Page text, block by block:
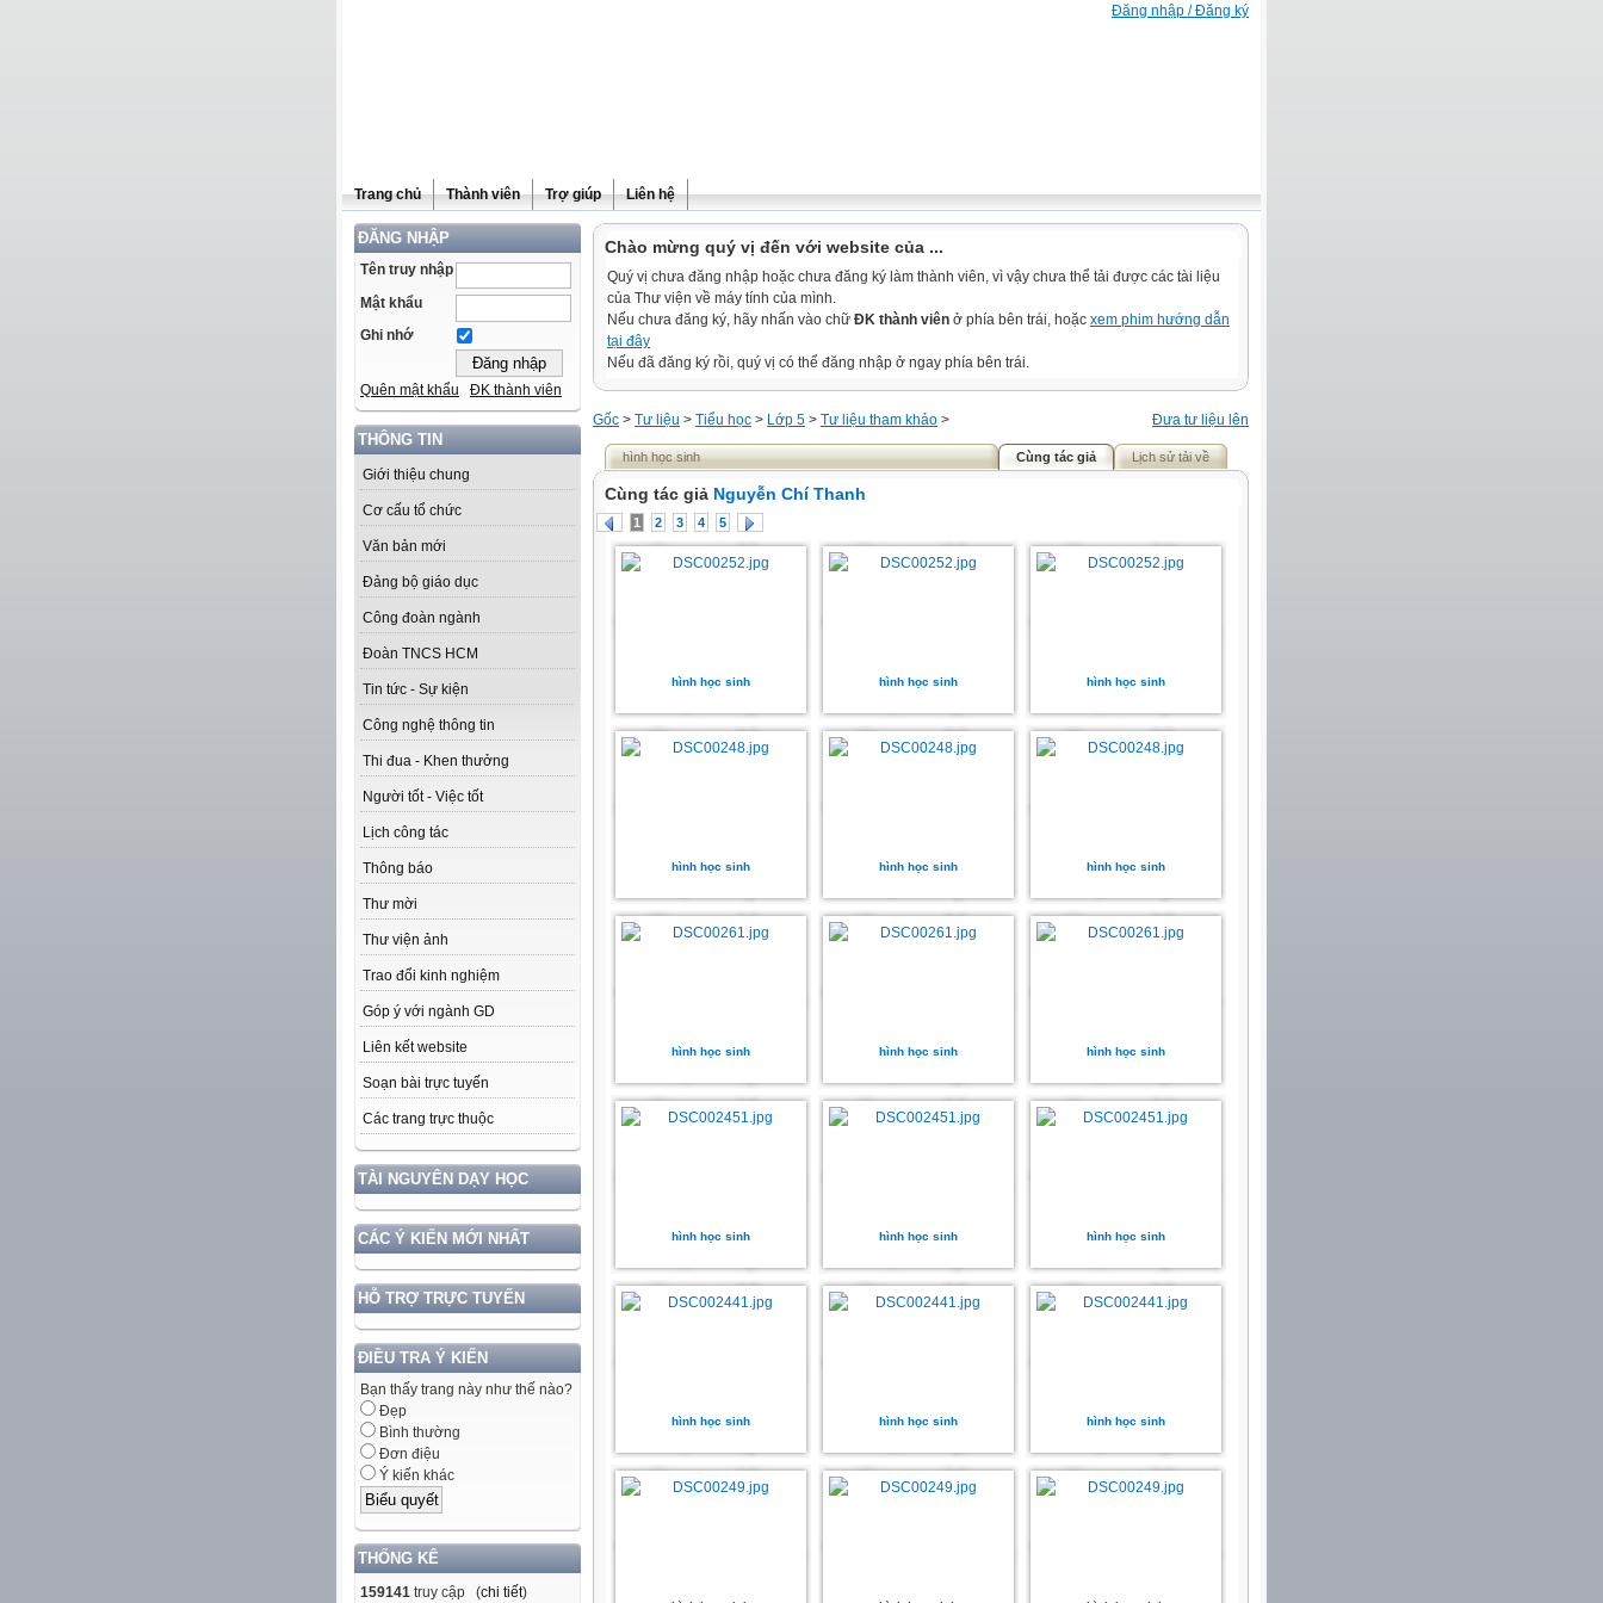
Đăng nhập / Đăng ký
Trang chủ Thành viên Trợ giúp Liên hệ
ĐĂNG NHẬP
Tên truy nhập
Mật khẩu
Ghi nhớ
Quên mật khẩu ĐK thành viên
THÔNG TIN
Giới thiệu chung
Cơ cấu tổ chức
Văn bản mới
Đảng bộ giáo dục
Công đoàn ngành
Đoàn TNCS HCM
Tin tức - Sự kiện
Công nghệ thông tin
Thi đua - Khen thưởng
Người tốt - Việc tốt
Lịch công tác
Thông báo
Thư mời
Thư viện ảnh
Trao đổi kinh nghiệm
Góp ý với ngành GD
Liên kết website
Soạn bài trực tuyến
Các trang trực thuộc
TÀI NGUYÊN DẠY HỌC
CÁC Ý KIẾN MỚI NHẤT
HỖ TRỢ TRỰC TUYẾN
ĐIỀU TRA Ý KIẾN
Bạn thấy trang này như thế nào?
Đẹp
Bình thường
Đơn điệu
Ý kiến khác
THỐNG KÊ
159141 truy cập (chi tiết)
Chào mừng quý vị đến với website của ...
Quý vị chưa đăng nhập hoặc chưa đăng ký làm thành viên, vì vậy chưa thể tải được các tài liệu
của Thư viện về máy tính của mình.
Nếu chưa đăng ký, hãy nhấn vào chữ ĐK thành viên ở phía bên trái, hoặc xem phim hướng dẫn
tại đây
Nếu đã đăng ký rồi, quý vị có thể đăng nhập ở ngay phía bên trái.
Đưa tư liệu lên
Gốc > Tư liệu > Tiểu học > Lớp 5 > Tư liệu tham khảo >
hình học sinh Cùng tác giả Lịch sử tải về
Cùng tác giả Nguyễn Chí Thanh
1 2 3 4 5
hình học sinh hình học sinh hình học sinh
hình học sinh hình học sinh hình học sinh
hình học sinh hình học sinh hình học sinh
hình học sinh hình học sinh hình học sinh
hình học sinh hình học sinh hình học sinh